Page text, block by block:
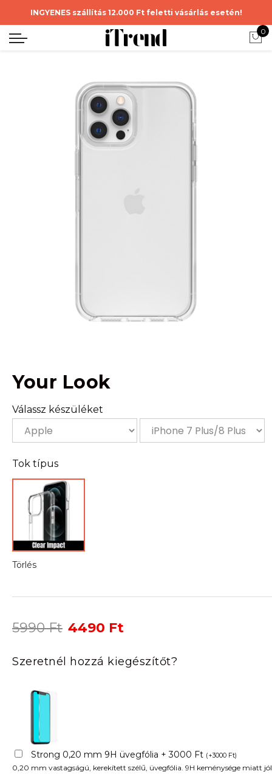
INGYENES szállítás 12.000 Ft feletti vásárlás esetén!
0
Your Look
Válassz készüléket
Tok típus
Törlés
5990Ft Original
was:
5990 Ft.
4490 Ft
is:
4490 Ft.
Szeretnél hozzá kiegészítőt?
Strong 0,20 mm 9H üvegfólia + 3000 Ft (+3000 Ft)
0,20 mm vastagságú, kerekített szélű, üvegfólia. 9H keménysége miatt jól